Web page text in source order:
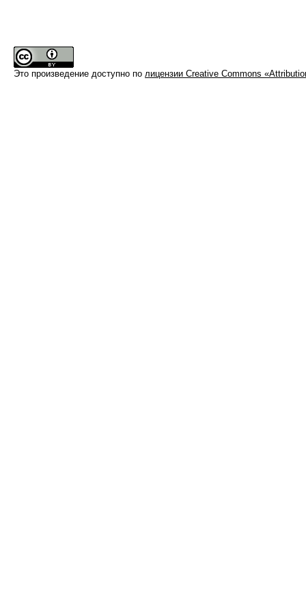
Это произведение доступно по лицензии Creative Commons